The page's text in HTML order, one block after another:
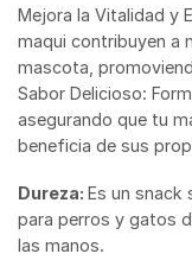
Mejora la Vitalidad y
maqui contribuyen a
mascota,
Sabor Delicioso:
asegurando que tu
beneficia de sus
Dureza: Es un
para perros y gatos
las manos.